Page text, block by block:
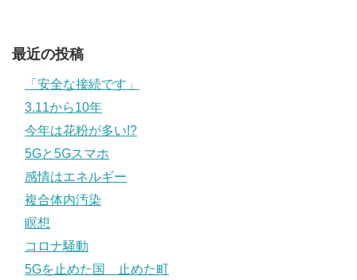
最近の投稿
「安全な接続です」
3.11から10年
今年は花粉が多い!?
5Gと5Gスマホ
感情はエネルギー
複合体内汚染
瞑想
コロナ騒動
5Gを止めた国 止めた町